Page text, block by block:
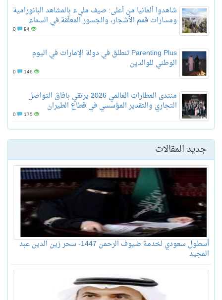
شاهدوا ألمانيا من أعلى: صيف مليء بالمشاهد البانورامية
ومسارات قمم الأشجار، والجسور المعلّقة في السماء
94
Parenting Plus تنطلق في دولة الإمارات في اليوم
الوطني للوالدين
146
منتدى المطارات العالمي 2026 يرتقي بآفاق التواصل
التجاري والتقدير المؤسسي في قطاع الطيران
175
جديد المقالات
أسطول سعودي لخدمة ضيوف الرحمن 1447- سحر زين الدين عبد
المجيد